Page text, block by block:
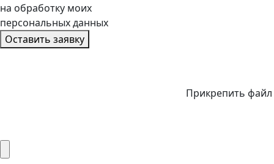
на обработку моих
персональных данных
Оставить заявку
Прикрепить файл